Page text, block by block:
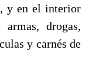
y en el interior
drogas,
y carnés de